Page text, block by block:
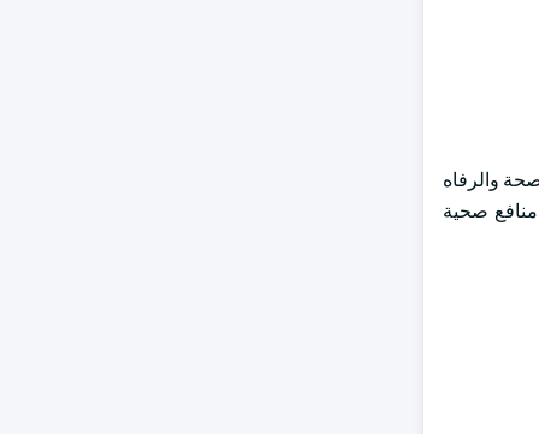
بسبب زيادة التركيز على الصحة والرفاه
صحية